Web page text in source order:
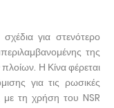
για στενότερο
της
πλοίων. Η Κίνα φέρεται
για τις ρωσικές
τη χρήση του NSR